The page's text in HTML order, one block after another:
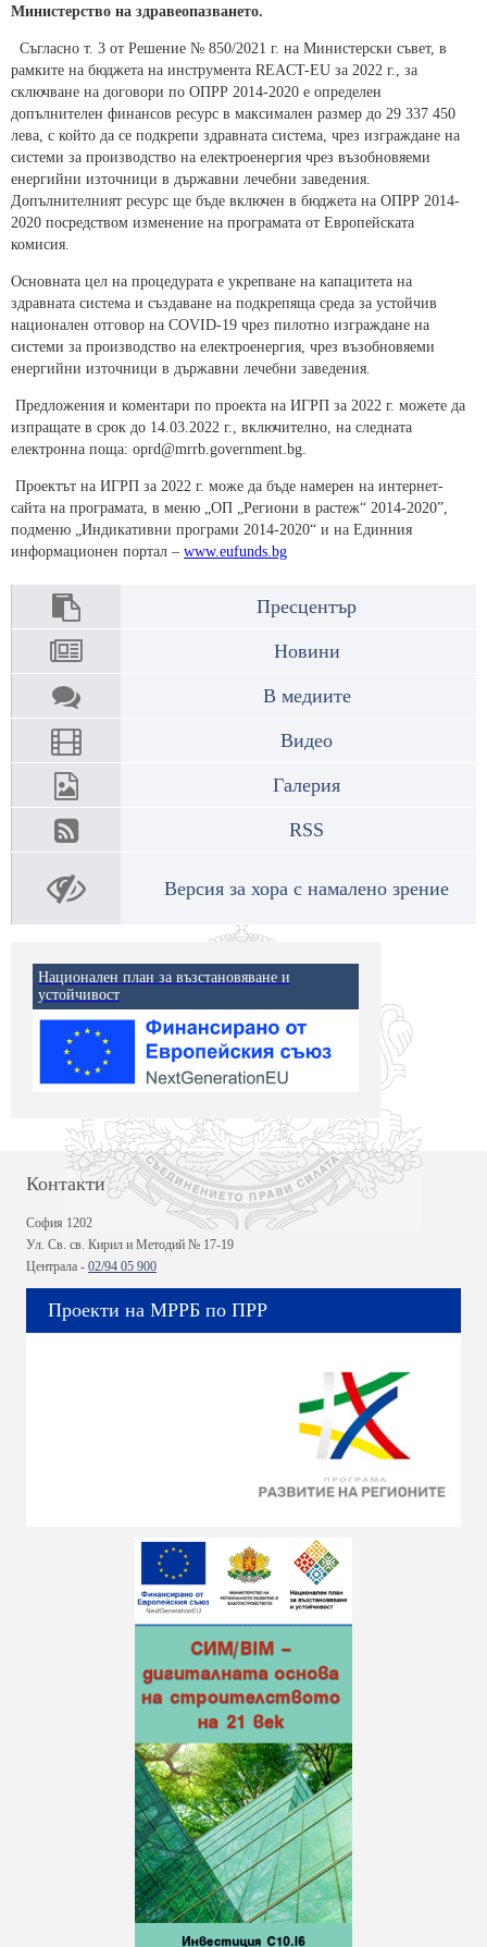
Министерство на здравеопазването.
Съгласно т. 3 от Решение № 850/2021 г. на Министерски съвет, в
рамките на бюджета на инструмента REACT-EU за 2022 г., за
сключване на договори по ОПРР 2014-2020 е определен
допълнителен финансов ресурс в максимален размер до 29 337 450
лева, с който да се подкрепи здравната система, чрез изграждане на
системи за производство на електроенергия чрез възобновяеми
енергийни източници в държавни лечебни заведения.
Допълнителният ресурс ще бъде включен в бюджета на ОПРР 2014-
2020 посредством изменение на програмата от Европейската
комисия.
Основната цел на процедурата е укрепване на капацитета на
здравната система и създаване на подкрепяща среда за устойчив
национален отговор на COVID-19 чрез пилотно изграждане на
системи за производство на електроенергия, чрез възобновяеми
енергийни източници в държавни лечебни заведения.
Предложения и коментари по проекта на ИГРП за 2022 г. можете да
изпращате в срок до 14.03.2022 г., включително, на следната
електронна поща: oprd@mrrb.government.bg.
Проектът на ИГРП за 2022 г. може да бъде намерен на интернет-
сайта на програмата, в меню „ОП „Региони в растеж“ 2014-2020”,
подменю „Индикативни програми 2014-2020“ и на Единния
информационен портал – www.eufunds.bg
Пресцентър
Новини
В медиите
Видео
Галерия
RSS
Версия за хора с намалено зрение
Национален план за възстановяване и
устойчивост
Контакти
София 1202
Ул. Св. св. Кирил и Методий № 17-19
Централа - 02/94 05 900
Проекти на МРРБ по ПРР